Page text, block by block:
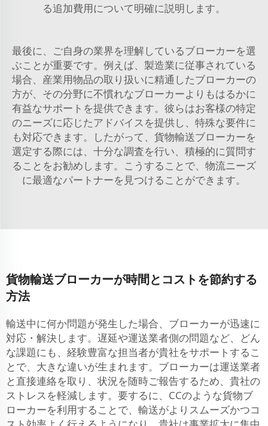
る追加費用について明確に説明します。
最後に、ご自身の業界を理解しているブローカーを選
ぶことが重要です。例えば、製造業に従事されている
場合、産業用物品の取り扱いに精通したブローカーの
方が、その分野に不慣れなブローカーよりもはるかに
有益なサポートを提供できます。彼らはお客様の特定
のニーズに応じたアドバイスを提供し、特殊な要件に
も対応できます。したがって、貨物輸送ブローカーを
選定する際には、十分な調査を行い、積極的に質問す
ることをお勧めします。こうすることで、物流ニーズ
に最適なパートナーを見つけることができます。
貨物輸送ブローカーが時間とコストを節約する
方法
輸送中に何か問題が発生した場合、ブローカーが迅速に
対応・解決します。遅延や運送業者側の問題など、どん
な課題にも、経験豊富な担当者が貴社をサポートするこ
とで、大きな違いが生まれます。ブローカーは運送業者
と直接連絡を取り、状況を随時ご報告するため、貴社の
ストレスを軽減します。要するに、CCのような貨物ブ
ローカーを利用することで、輸送がよりスムーズかつコ